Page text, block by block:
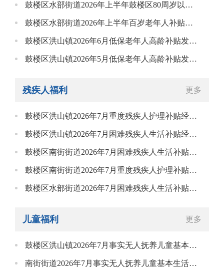
鼓楼区水部街道2026年上半年鼓楼区80周岁以上高龄老年人补贴花名册
鼓楼区水部街道2026年上半年百岁老年人补贴花名册
鼓楼区洪山镇2026年6月低保老年人高龄补贴发放花名册
鼓楼区洪山镇2026年5月低保老年人高龄补贴发放花名册
残疾人福利 更多
鼓楼区洪山镇2026年7月重度残疾人护理补贴经费支出报销表
鼓楼区洪山镇2026年7月困难残疾人生活补贴经费支出报销表
鼓楼区南街街道2026年7月困难残疾人生活补贴经费支出报销表
鼓楼区南街街道2026年7月重度残疾人护理补贴经费支出报销表
鼓楼区水部街道2026年7月困难残疾人生活补贴经费支出报销表
儿童福利 更多
鼓楼区洪山镇2026年7月事实无人抚养儿童基本生活补贴报销表
南街街道2026年7月事实无人抚养儿童基本生活补贴公示